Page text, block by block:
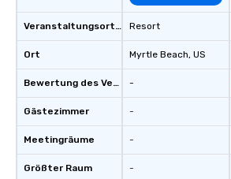
Veranstaltungsortstyp
Ort
Bewertung des Veranstaltungsortes
Gästezimmer
Meetingräume
Größter Raum
Resort
Myrtle Beach, US
-
-
-
-